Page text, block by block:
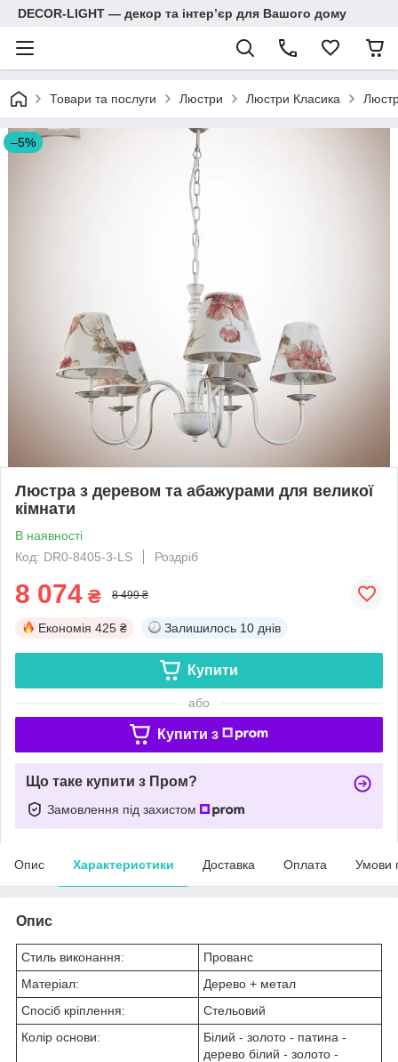
DECOR-LIGHT — декор та інтерʼєр для Вашого дому
Товари та послуги Люстри Люстри Класика
–5%
Люстра з деревом та абажурами для великої
кімнати
В наявності
Код: DR0-8405-3-LS
Роздріб
8 074 ₴ 8 499 ₴
Економія 425 ₴ Залишилось 10 днів
Купити
або
Купити з
Що таке купити з Пром?
Замовлення під захистом
Опис Характеристики Доставка Оплата Умови
Опис
Стиль виконання:
Прованс
Матеріал:
Дерево + метал
Спосіб кріплення:
Стельовий
Колір основи:
Білий - золото - патина -
дерево білий - золото -